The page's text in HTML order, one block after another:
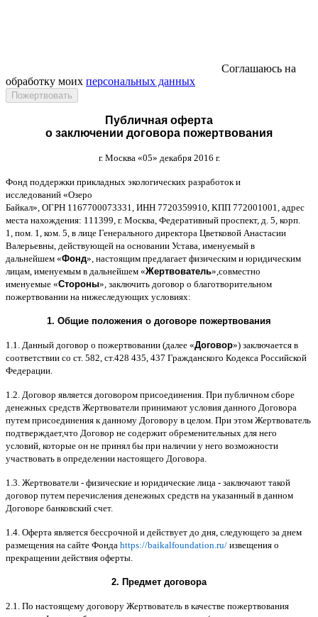
Соглашаюсь на
обработку моих персональных данных
Публичная оферта
о заключении договора пожертвования
г. Москва «05» декабря 2016 г.
Фонд поддержки прикладных экологических разработок и
исследований «Озеро
Байкал», ОГРН 1167700073331, ИНН 7720359910, КПП 772001001, адрес
места нахождения: 111399, г. Москва Федеративный проспект, д . 5, корп
1, пом . 1, ком . 5, в лице Генерального директора Цветковой Анастасии
Валерьевны действующей на основании Устава именуемый в
дальнейшем «Фонд», настоящим предлагает физическим и юридическим
лицам именуемым в дальнейшем «Жертвователь», совместно
именуемые «Стороны», заключить договор o благотворительном
пожертвовании на нижеследующих условиях:
1. Общие положения o договоре пожертвования
1.1. Данный договор о пожертвовании (далее «Договор») заключается в
соответствии со ст. 582, ст.428 435, 437 Гражданского Кодекса Российской
Федерации
1.2. Договор является договором присоединения При публичном сборе
денежных средств Жертвователи принимают условия данного Договора
путем присоединения к данному Договору в целом При этом Жертвователь
подтверждает,что Договор не содержит обременительных для него
условий которые он не принял бы при наличии у него возможности
участвовать в определении настоящего Договора
1.3. Жертвователи - физические и юридические лица - заключают такой
договор путем перечисления денежных средств на указанный в данном
Договоре банковский счет.
1.4. Оферта является бессрочной и действует до дня следующего за днем
размещения на сайте Фонда https://baikalfoundation.ru/ извещения о
прекращении действия оферты
2. Предмет договора
2.1. По настоящему договору Жертвователь в качестве пожертвования